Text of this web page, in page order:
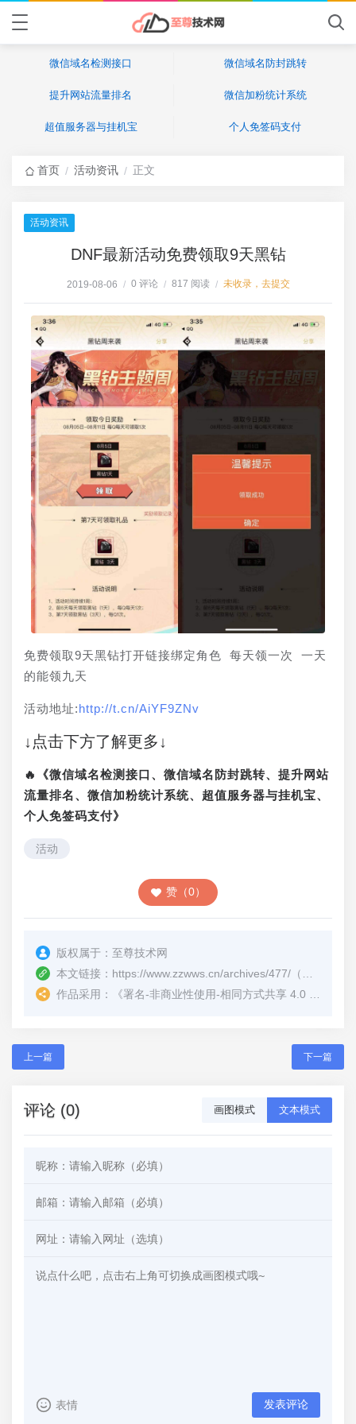
微信域名检测接口 微信域名防封跳转
提升网站流量排名 微信加粉统计系统
超值服务器与挂机宝 个人免签码支付
首页 / 活动资讯 / 正文
活动资讯
DNF最新活动免费领取9天黑钻
2019-08-06 / 0 评论 / 817 阅读 / 未收录，去提交
免费领取9天黑钻打开链接绑定角色 每天领一次 一天
的能领九天
活动地址:http://t.cn/AiYF9ZNv
↓点击下方了解更多↓
🔥《微信域名检测接口、微信域名防封跳转、提升网站
流量排名、微信加粉统计系统、超值服务器与挂机宝、
个人免签码支付》
活动
赞（0）
版权属于： 至尊技术网
本文链接： https://www.zzwws.cn/archives/477/ （转载时请注明本文出处及文章链接）
作品采用：
《署名-非商业性使用-相同方式共享 4.0 国际 (CC BY-NC-SA 4.0)
上一篇 下一篇
评论 (0) 画图模式 文本模式
表情 发表评论